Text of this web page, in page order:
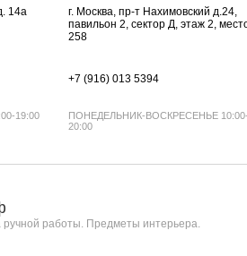
14а
19:00
г. Москва, пр-т Нахимовский д.24,
павильон 2, сектор Д, этаж 2,
258
+7 (916) 013 5394
ПОНЕДЕЛЬНИК-ВОСКРЕСЕНЬЕ
20:00
ручной работы. Предметы интерьера.